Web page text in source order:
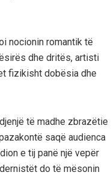
nocionin romantik të
dhe dritës, artisti
fizikisht dobësia dhe
të madhe zbrazëtie
saqë audienca
e tij panë një vepër
do të mësonin